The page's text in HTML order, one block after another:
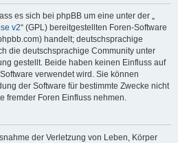
es sich bei phpBB um eine unter der „
v2“ (GPL) bereitgestellten Foren-Software
handelt; deutschsprachige
die deutschsprachige Community unter
gestellt. Beide haben keinen Einfluss auf
verwendet wird. Sie können
der Software für bestimmte Zwecke nicht
fremder Foren Einfluss nehmen.
der Verletzung von Leben, Körper